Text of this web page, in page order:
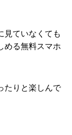
見ていなくても
める無料スマホ
たりと楽しんで